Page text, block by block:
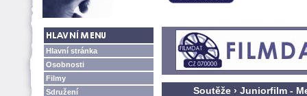
Hlavní stránka
Osobnosti
Filmy
Sdružení
Soutěže › Juniorfilm -